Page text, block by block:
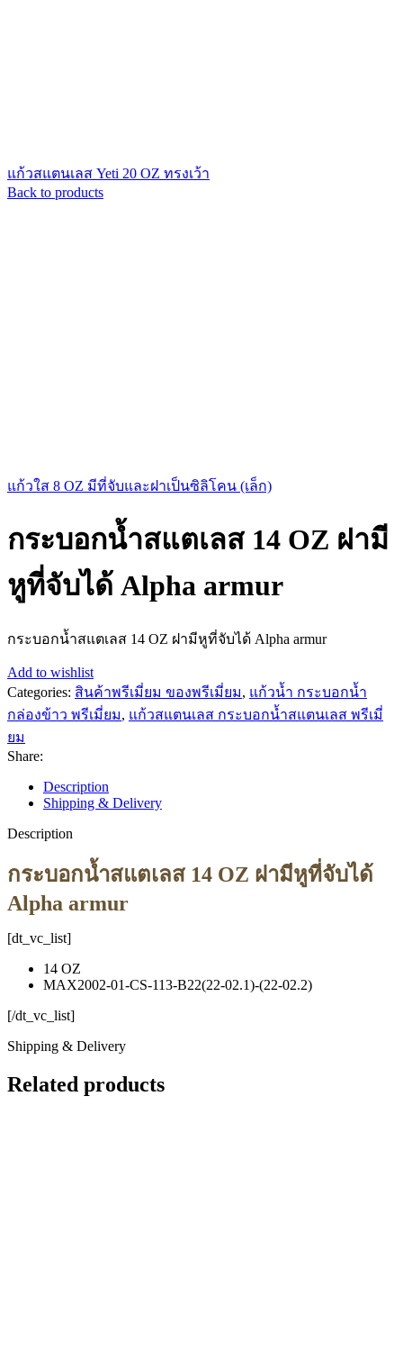
แก้วสแตนเลส Yeti 20 OZ ทรงเว้า
Back to products
แก้วใส 8 OZ มีที่จับและฝาเป็นซิลิโคน (เล็ก)
กระบอกน้ำสแตเลส 14 OZ ฝามี
หูที่จับได้ Alpha armur
กระบอกน้ำสแตเลส 14 OZ ฝามีหูที่จับได้ Alpha armur
Add to wishlist
Categories: สินค้าพรีเมี่ยม ของพรีเมี่ยม, แก้วน้ำ กระบอกน้ำ
กล่องข้าว พรีเมี่ยม, แก้วสแตนเลส กระบอกน้ำสแตนเลส พรีเมี่
ยม
Share:
Description
Shipping & Delivery
Description
กระบอกน้ำสแตเลส 14 OZ ฝามีหูที่จับได้
Alpha armur
[dt_vc_list]
14 OZ
MAX2002-01-CS-113-B22(22-02.1)-(22-02.2)
[/dt_vc_list]
Shipping & Delivery
Related products